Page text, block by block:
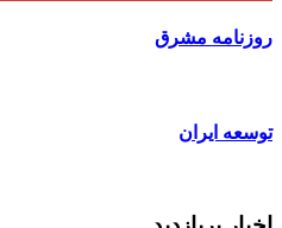
روزنامه مشرق
توسعه ایران